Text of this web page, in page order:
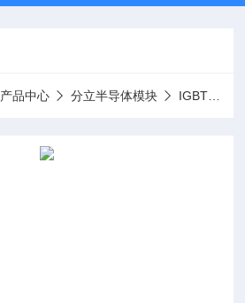
产品中心 分立半导体模块 IGBT模块